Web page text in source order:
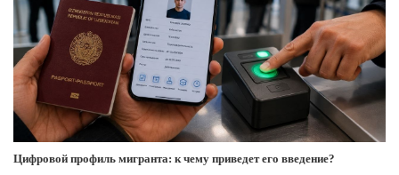
Цифровой профиль мигранта: к чему приведет его введение?